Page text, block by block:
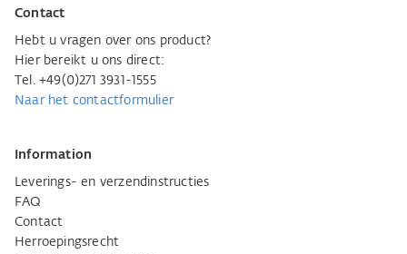
Contact
Hebt u vragen over ons product?
Hier bereikt u ons direct:
Tel. +49(0)271 3931-1555
Naar het contactformulier
Information
Leverings- en verzendinstructies
FAQ
Contact
Herroepingsrecht